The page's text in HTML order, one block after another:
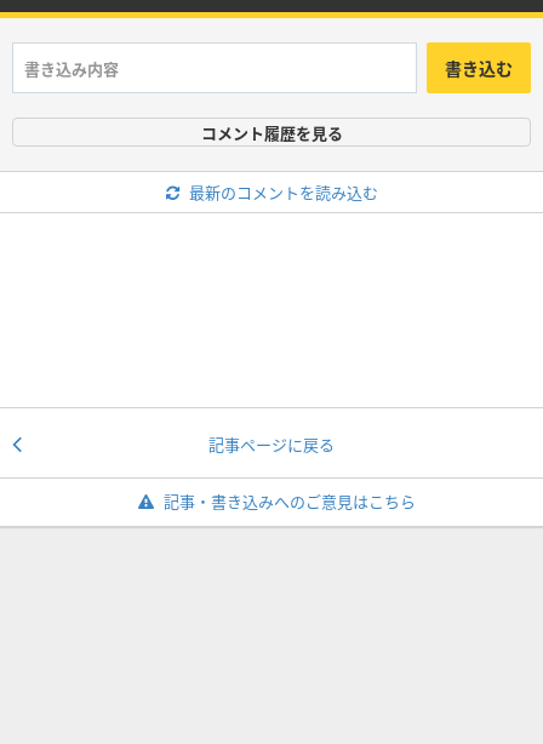
書き込む
コメント履歴を見る
最新のコメントを読み込む
記事ページに戻る
記事・書き込みへのご意見はこちら